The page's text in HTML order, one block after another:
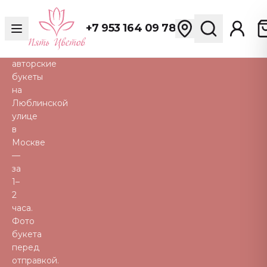
+7 953 164 09 78
пионы,
тюльпаны
авторские
букеты
на
Люблинской
улице
в
Москве
—
за
1–
2
часа.
Фото
букета
перед
отправкой.